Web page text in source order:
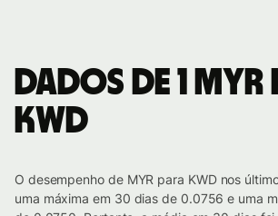
Dados de 1
KWD
O desempenho de MYR para KWD nos
uma máxima em 30 dias de 0.0756 e uma